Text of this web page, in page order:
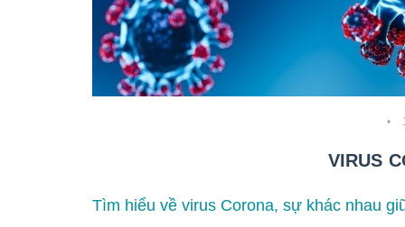
•
VIRUS
Tìm hiểu về virus Corona, sự khác nhau